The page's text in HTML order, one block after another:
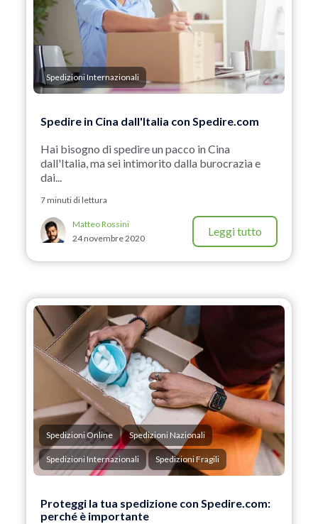
Spedizioni Internazionali
Spedire in Cina dall'Italia con Spedire.com
Hai bisogno di spedire un pacco in Cina
dall'Italia, ma sei intimorito dalla burocrazia e
dai...
7 minuti di lettura
Matteo Rossini
24 novembre 2020
Leggi tutto
Spedizioni Online Spedizioni Nazionali
Spedizioni Internazionali Spedizioni Fragili
Proteggi la tua spedizione con Spedire.com:
perché è importante